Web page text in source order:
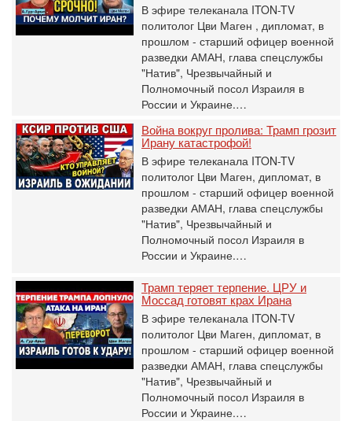
В эфире телеканала ITON-TV
политолог Цви Маген , дипломат, в
прошлом - старший офицер военной
разведки АМАН, глава спецслужбы
"Натив", ‎Чрезвычайный и
Полномочный посол Израиля в
России и Украине.…
Война вокруг пролива: Трамп грозит
Ирану катастрофой!
В эфире телеканала ITON-TV
политолог Цви Маген, дипломат, в
прошлом - старший офицер военной
разведки АМАН, глава спецслужбы
"Натив", ‎Чрезвычайный и
Полномочный посол Израиля в
России и Украине.…
Трамп теряет терпение. ЦРУ и
Моссад готовят крах Ирана
В эфире телеканала ITON-TV
политолог Цви Маген, дипломат, в
прошлом - старший офицер военной
разведки АМАН, глава спецслужбы
"Натив", ‎Чрезвычайный и
Полномочный посол Израиля в
России и Украине.…